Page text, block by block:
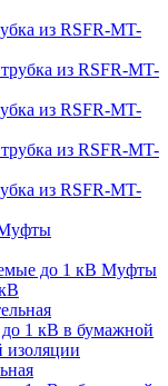
из RSFR-MT-
из RSFR-MT-
из RSFR-MT-
Муфты